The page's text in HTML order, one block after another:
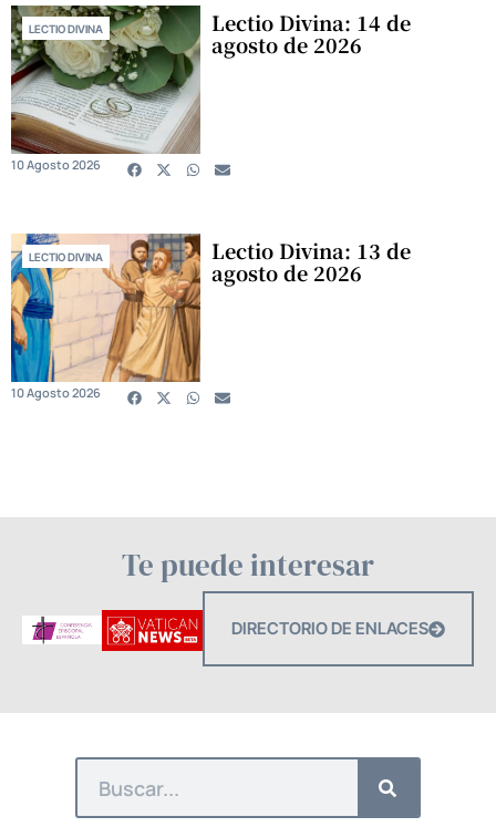
LECTIO DIVINA Lectio Divina: 14 de
agosto de 2026
10 Agosto 2026
LECTIO DIVINA Lectio Divina: 13 de
agosto de 2026
10 Agosto 2026
Te puede interesar
DIRECTORIO DE ENLACES